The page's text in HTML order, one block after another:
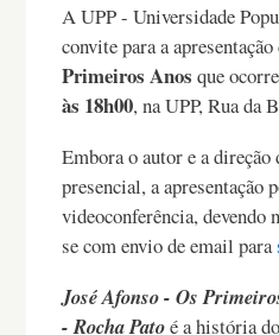
A UPP - Universidade
convite para a
Primeiros Anos que
às 18h00, na UPP, Rua da
Embora o autor e a
presencial, a apresentação
videoconferência, devendo
se com envio de email para
José Afonso - Os
- Rocha Patoé a história